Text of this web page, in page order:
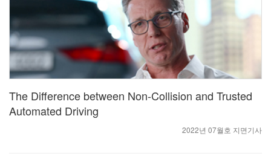
The Difference between Non-Collision and Trusted
Automated Driving
2022년 07월호 지면기사